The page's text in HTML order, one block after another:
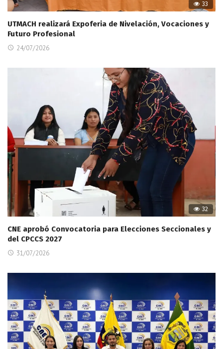
33
UTMACH realizará Expoferia de Nivelación, Vocaciones y
Futuro Profesional
24/07/2026
32
CNE aprobó Convocatoria para Elecciones Seccionales y
del CPCCS 2027
31/07/2026